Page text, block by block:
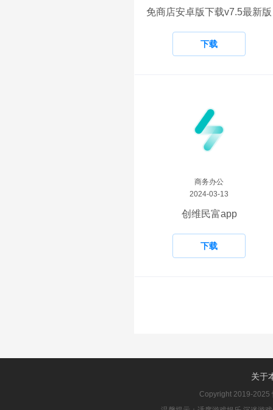
免商店安卓版下载v7.5最新版
下载
商务办公
2024-03-13
创维民富app
下载
关于
Copyright 2019-2025